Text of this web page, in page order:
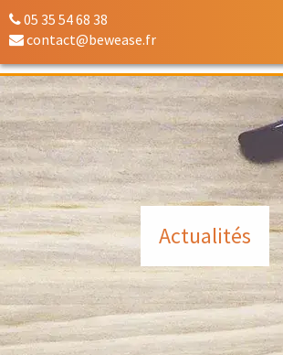
05 35 54 68 38
contact@bewease.fr
Actualités